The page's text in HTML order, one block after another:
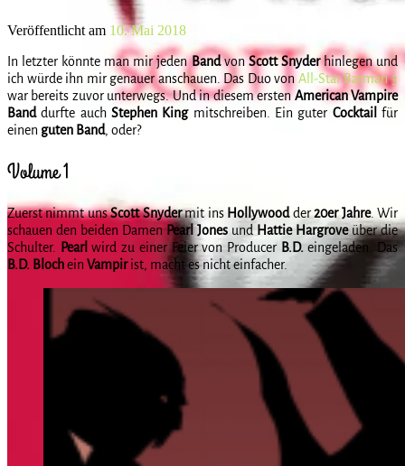
Veröffentlicht am 10. Mai 2018
In letzter könnte man mir jedenBandvonScott Snyderhinlegen und
ich würde ihn mir genauer anschauen. Das Duo von All-Star Batman 3
war bereits zuvor unterwegs. Und in diesem erstenAmerican Vampire
Banddurfte auch Stephen Kingmitschreiben. Ein guter Cocktail für
einen guten Band, oder?
Volume 1
Zuerst nimmt unsScott Snydermit ins Hollywoodder20er Jahre. Wir
schauen den beiden Damen Pearl Jones und Hattie Hargroveüber die
Schulter.
Pearl wird zu einer Feier von Producer B.D.eingeladen. Das
B.D. Blochein Vampirist, macht es nicht einfacher.